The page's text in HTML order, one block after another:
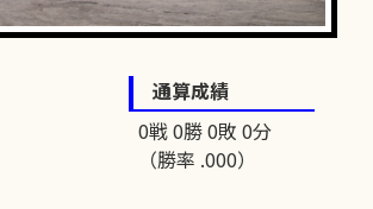
通算成績
0戦 0勝 0敗 0分
（勝率 .000）